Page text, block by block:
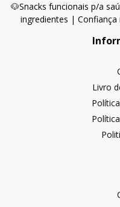
🐶Snacks funcionais p/a
ingredientes |
Livro